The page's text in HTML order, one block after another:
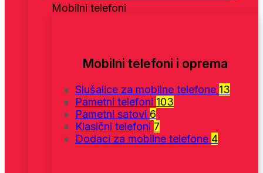
Mobilni telefoni
Mobilni telefoni i oprema
Slušalice za mobilne telefone 13
Pametni telefoni 103
Pametni satovi 6
Klasični telefoni 7
Dodaci za mobilne telefone 4